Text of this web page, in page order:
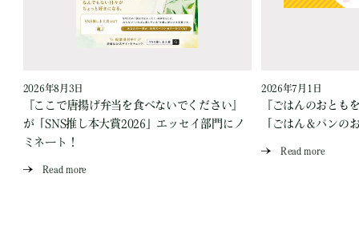
2026年8月3日
『ここで唐揚げ弁当を食べないでください』
が「SNS推し本大賞2026」エッセイ部門にノ
ミネート！
Read more
2026年7月1日
『ごはんのおとも
「ごはん＆パンの
Read more